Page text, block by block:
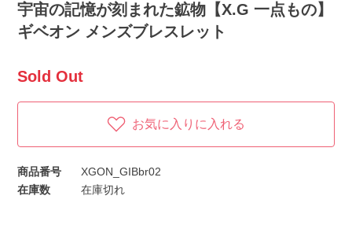
宇宙の記憶が刻まれた鉱物【X.G 一点もの】
ギベオン メンズブレスレット
Sold Out
お気に入りに入れる
商品番号
XGON_GIBbr02
在庫数
在庫切れ